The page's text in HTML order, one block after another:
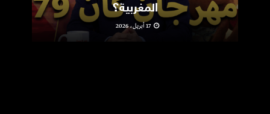
المغربية؟
17 أبريل، 2026